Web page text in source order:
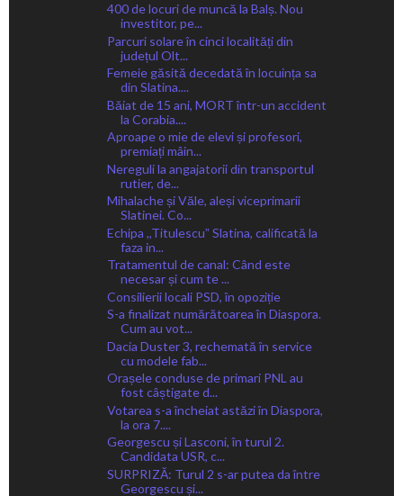
400 de locuri de muncă la Balș. Nou
investitor, pe...
Parcuri solare în cinci localități din
județul Olt...
Femeie găsită decedată în locuința sa
din Slatina....
Băiat de 15 ani, MORT într-un accident
la Corabia....
Aproape o mie de elevi și profesori,
premiați mâin...
Nereguli la angajatorii din transportul
rutier, de...
Mihalache și Văle, aleși viceprimarii
Slatinei. Co...
Echipa ,,Titulescuˮ Slatina, calificată la
faza in...
Tratamentul de canal: Când este
necesar și cum te ...
Consilierii locali PSD, în opoziție
S-a finalizat numărătoarea în Diaspora.
Cum au vot...
Dacia Duster 3, rechemată în service
cu modele fab...
Orașele conduse de primari PNL au
fost câștigate d...
Votarea s-a încheiat astăzi în Diaspora,
la ora 7....
Georgescu și Lasconi, în turul 2.
Candidata USR, c...
SURPRIZĂ: Turul 2 s-ar putea da între
Georgescu și...